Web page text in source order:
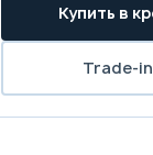
Купить в
Trade-in